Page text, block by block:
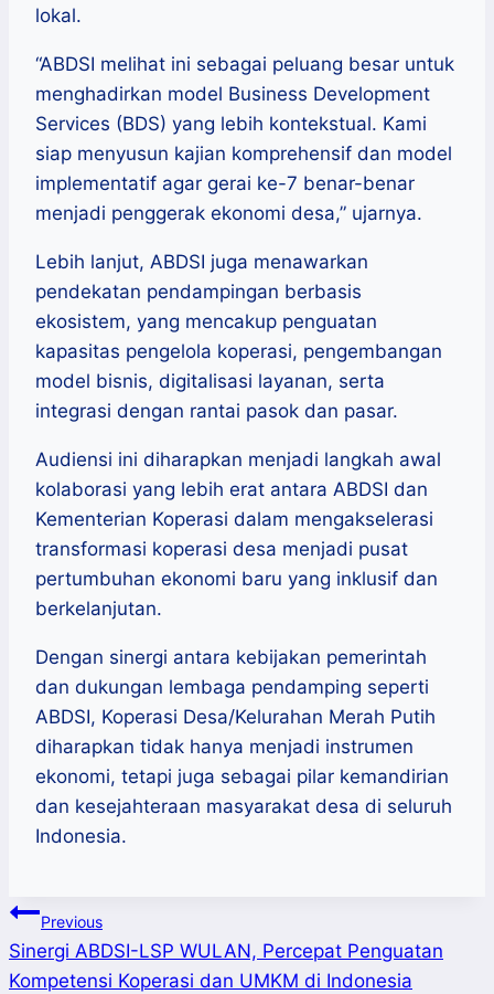
lokal.
“ABDSI melihat ini sebagai peluang besar untuk
menghadirkan model Business Development
Services (BDS) yang lebih kontekstual. Kami
siap menyusun kajian komprehensif dan model
implementatif agar gerai ke-7 benar-benar
menjadi penggerak ekonomi desa,” ujarnya.
Lebih lanjut, ABDSI juga menawarkan
pendekatan pendampingan berbasis
ekosistem, yang mencakup penguatan
kapasitas pengelola koperasi, pengembangan
model bisnis, digitalisasi layanan, serta
integrasi dengan rantai pasok dan pasar.
Audiensi ini diharapkan menjadi langkah awal
kolaborasi yang lebih erat antara ABDSI dan
Kementerian Koperasi dalam mengakselerasi
transformasi koperasi desa menjadi pusat
pertumbuhan ekonomi baru yang inklusif dan
berkelanjutan.
Dengan sinergi antara kebijakan pemerintah
dan dukungan lembaga pendamping seperti
ABDSI, Koperasi Desa/Kelurahan Merah Putih
diharapkan tidak hanya menjadi instrumen
ekonomi, tetapi juga sebagai pilar kemandirian
dan kesejahteraan masyarakat desa di seluruh
Indonesia.
Post
navigation
Previous
Sinergi ABDSI-LSP WULAN, Percepat Penguatan
Kompetensi Koperasi dan UMKM di Indonesia